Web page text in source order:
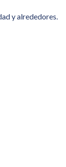
y alrededores.